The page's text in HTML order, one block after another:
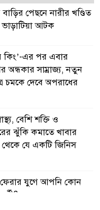
বাড়ির পেছনে নারীর খণ্ডিত
আটক
কিং’-এর পর এবার
অন্ধকার সাম্রাজ্য, নতুন
চমকে দেবে অপরাধের
বেশি শক্তি ও
ঝুঁকি কমাতে খাবার
থেকে যে একটি জিনিস
যুগে আপনি কোন